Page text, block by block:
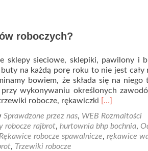
roboczych?
sklepy sieciowe, sklepiki, pawilony i
na każdą porę roku to nie jest
bowiem, że składa się na niego
przy wykonywaniu określonych
robocze, rękawiczki Read
about
Szukasz
butów
[…]
Sprawdzone przez nas, WEB Rozmaitości
robocze rajbrot, hurtownia bhp bochnia,
Rękawice robocze spawalnicze, rękawice
, Trzewiki robocze